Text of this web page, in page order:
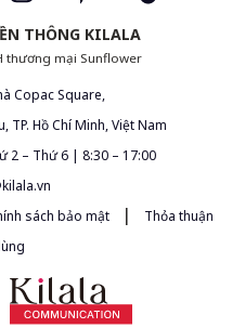
THÔNG KILALA
thương mại Sunflower
Copac Square,
TP. Hồ Chí Minh, Việt Nam
2 – Thứ 6 | 8:30 – 17:00
sách bảo mật |
Thỏa thuận